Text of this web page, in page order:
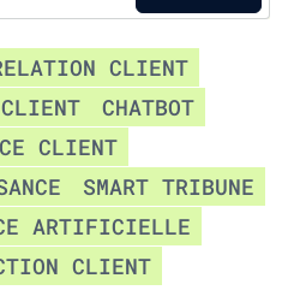
CLIENT
CHATBOT
CLIENT
SMART TRIBUNE
ARTIFICIELLE
CLIENT